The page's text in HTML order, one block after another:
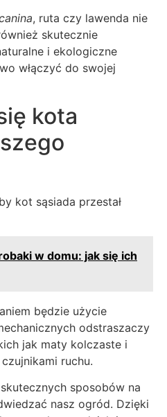
, ruta czy lawenda nie
skutecznie
i ekologiczne
włączyć do swojej
kota
kot sąsiada przestał
w domu: jak się ich
będzie użycie
odstraszaczy
jak maty kolczaste i
ruchu.
sposobów na
nasz ogród. Dzięki